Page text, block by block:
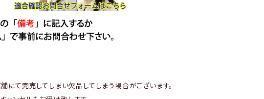
にて完売してしまい欠品してしまう場合がございます。